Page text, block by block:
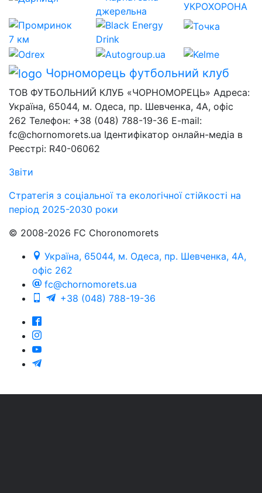
Чорноморець футбольний клуб
ТОВ ФУТБОЛЬНИЙ КЛУБ «ЧОРНОМОРЕЦЬ» Адреса:
Україна, 65044, м. Одеса, пр. Шевченка, 4А, офіс
262 Телефон: +38 (048) 788-19-36 E-mail:
fc@chornomorets.ua Ідентифікатор онлайн-медіа в
Реєстрі: R40-06062
Звіти
Стратегія з соціальної та екологічної стійкості на
період 2025-2030 роки
© 2008-2026 FC Choronomorets
Україна, 65044, м. Одеса, пр. Шевченка, 4А,
офіс 262
fc@chornomorets.ua
+38 (048) 788-19-36